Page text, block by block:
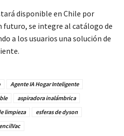
disponible en Chile por
futuro, se integre al catálogo de
a los usuarios una solución de
Agente IA Hogar Inteligente
aspiradora inalámbrica
limpieza
esferas de dyson